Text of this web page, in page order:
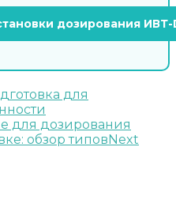
дозирования
для
для дозирования
обзор типовNext